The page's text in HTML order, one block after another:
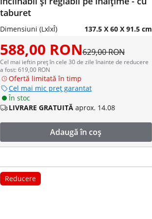
taburet
Dimensiuni (LxlxÎ) 137.5 X 60 X 91.5 cm
588,00 RON629,00 RON
Cel mai ieftin preț în cele 30 de zile înainte de reducere
a fost: 619,00 RON
Ofertă limitată în timp
Cel mai mic preț garantat
În stoc
LIVRARE GRATUITĂ aprox. 14.08
Adaugă în coș
Reducere